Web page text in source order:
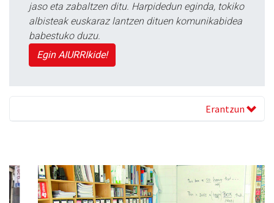
jaso eta zabaltzen ditu. Harpidedun eginda, tokiko
albisteak euskaraz lantzen dituen komunikabidea
babestuko duzu.
Egin AIURRIkide!
Erantzun